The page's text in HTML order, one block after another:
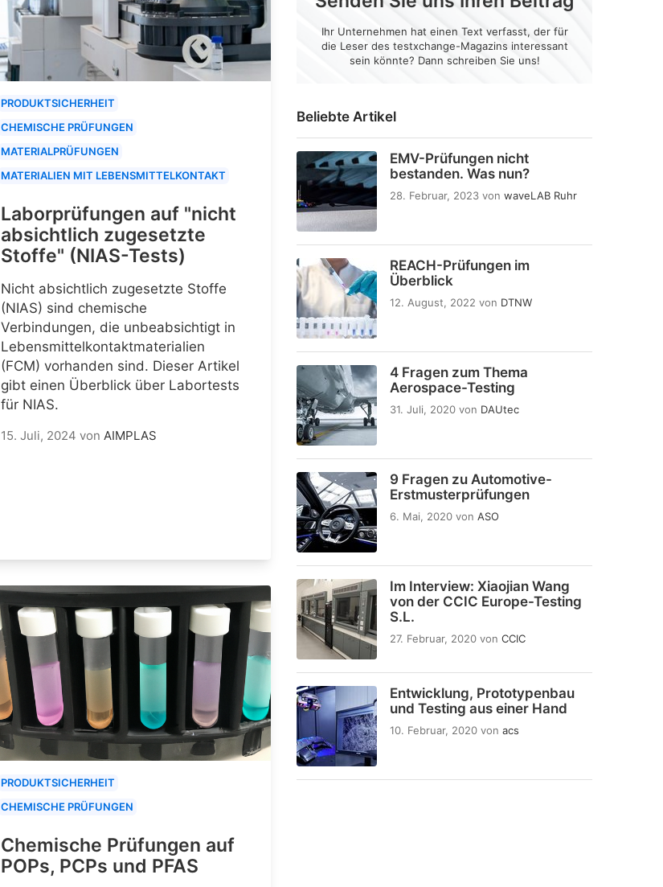
Beliebte Artikel
EMV-Prüfungen nicht
bestanden. Was nun?
28. Februar, 2023 von waveLAB Ruhr
REACH-Prüfungen im
Überblick
12. August, 2022 von DTNW
4 Fragen zum Thema
Aerospace-Testing
31. Juli, 2020 von DAUtec
9 Fragen zu Automotive-
Erstmusterprüfungen
6. Mai, 2020 von ASO
Im Interview: Xiaojian Wang
von der CCIC Europe-Testing
S.L.
27. Februar, 2020 von CCIC
Entwicklung, Prototypenbau
und Testing aus einer Hand
10. Februar, 2020 von acs
Ihr Unternehmen hat einen Text verfasst, der für
die Leser des testxchange-Magazins interessant
sein könnte? Dann schreiben Sie uns!
PRODUKTSICHERHEIT
CHEMISCHE PRÜFUNGEN
MATERIALPRÜFUNGEN
MATERIALIEN MIT LEBENSMITTELKONTAKT
Laborprüfungen auf "nicht
absichtlich zugesetzte
Stoffe" (NIAS-Tests)
Nicht absichtlich zugesetzte Stoffe
(NIAS) sind chemische
Verbindungen, die unbeabsichtigt in
Lebensmittelkontaktmaterialien
(FCM) vorhanden sind. Dieser Artikel
gibt einen Überblick über Labortests
für NIAS.
15. Juli, 2024 von AIMPLAS
PRODUKTSICHERHEIT
CHEMISCHE PRÜFUNGEN
Chemische Prüfungen auf
POPs, PCPs und PFAS